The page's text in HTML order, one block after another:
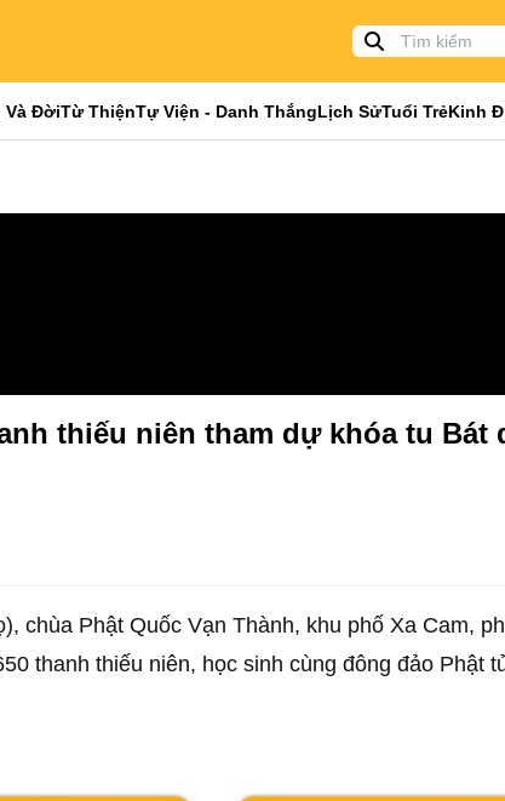
Và ĐờiTừ ThiệnTự Viện - Danh ThắngLịch SửTuổi TrẻKinh
thiếu niên tham dự khóa tu Bát
chùa Phật Quốc Vạn Thành, khu phố Xa Cam,
thanh thiếu niên, học sinh cùng đông đảo Phật